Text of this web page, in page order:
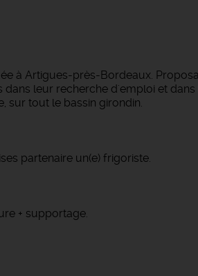
à Artigues-près-Bordeaux.
leur recherche d'emploi et
sur tout le bassin girondin.
partenaire un(e) frigoriste.
+ supportage.